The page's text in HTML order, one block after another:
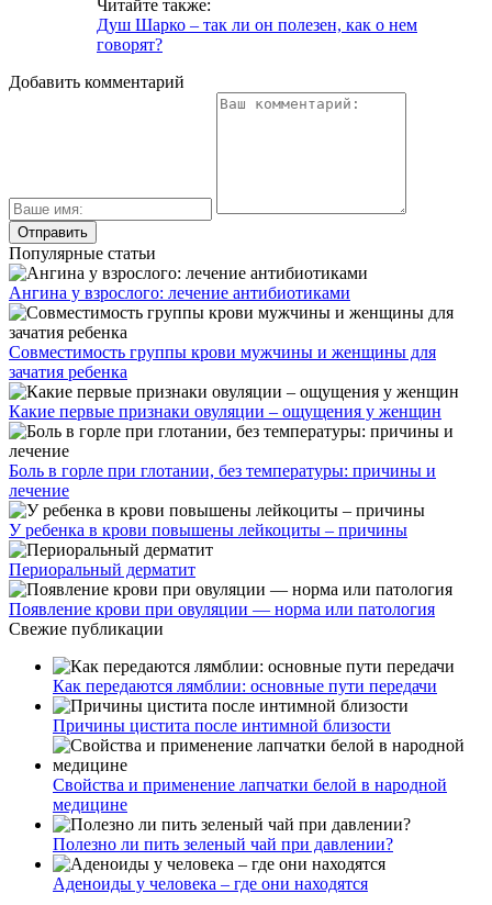
Читайте также:
Душ Шарко – так ли он полезен, как о нем
говорят?
Добавить комментарий
Популярные статьи
Ангина у взрослого: лечение антибиотиками
Совместимость группы крови мужчины и женщины для
зачатия ребенка
Какие первые признаки овуляции – ощущения у женщин
Боль в горле при глотании, без температуры: причины и
лечение
У ребенка в крови повышены лейкоциты – причины
Периоральный дерматит
Появление крови при овуляции — норма или патология
Свежие публикации
Как передаются лямблии: основные пути передачи
Причины цистита после интимной близости
Свойства и применение лапчатки белой в народной
медицине
Полезно ли пить зеленый чай при давлении?
Аденоиды у человека – где они находятся